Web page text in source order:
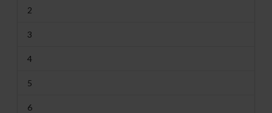
2
3
4
5
6